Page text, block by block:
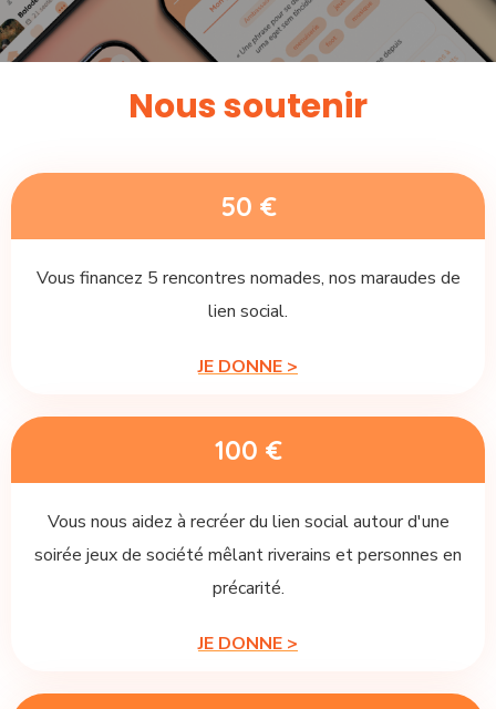
Nous soutenir
50 €
Vous financez 5 rencontres nomades, nos maraudes de
lien social.
JE DONNE >
100 €
Vous nous aidez à recréer du lien social autour d'une
soirée jeux de société mêlant riverains et personnes en
précarité.
JE DONNE >